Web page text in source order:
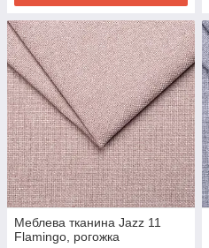
Меблева тканина Jazz 11
Flamingo, рогожка